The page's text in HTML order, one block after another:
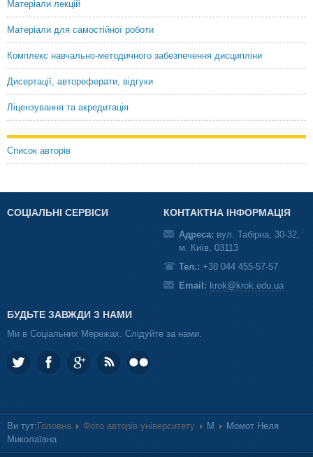
Матеріали лекцій
Матеріали для самостійної роботи
Комплекс навчально-методичного забезпечення дисципліни
Дисертації, автореферати, відгуки
Ліцензування та акредитація
Список авторів
СОЦІАЛЬНІ СЕРВІСИ КОНТАКТНА ІНФОРМАЦІЯ
Адреса: вул. Табірна, 30-32,
м. Київ, 03113
Тел.: +38 044 455-57-57
Email: krok@krok.edu.ua
БУДЬТЕ ЗАВЖДИ З НАМИ
Ми в Соціальних Мережах. Слідуйте за нами.
Ви тут: Головна Фото авторів університету М
Момот Неля
Миколаївна